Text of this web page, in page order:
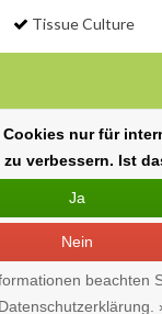
Tissue Culture
Allplant B.V. - All rights
nur für
verbessern. Ist
Ja
Nein
beachten
Datenschutzerklärung.